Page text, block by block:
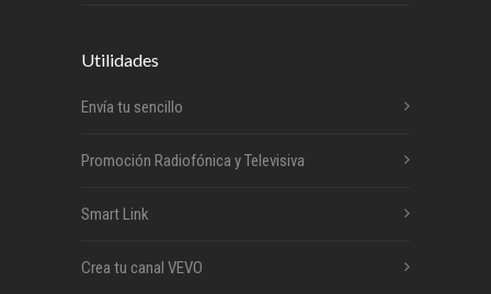
Utilidades
Envía tu sencillo
Promoción Radiofónica y Televisiva
Smart Link
Crea tu canal VEVO